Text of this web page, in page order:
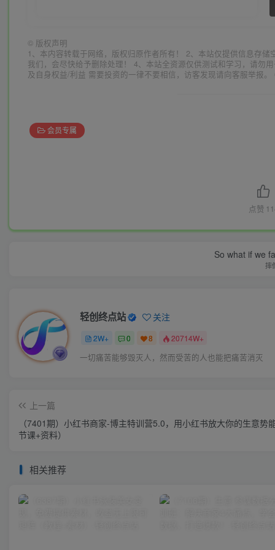
© 版权声明
1、本内容转载于网络，版权归原作者所有！ 2、本站仅提供信息存
我们，会尽快给予删除处理！ 4、本站全资源仅供测试和学习，请勿
及自身权益/利益 需要投资的一律不要相信，访客发现请向客服举报
会员专属
点赞
So what if we
摔
轻创终点站 关注
2W+ 0 8 20714W+
一切痛苦能够毁灭人，然而受苦的人也能把痛苦消灭
上一篇
（7401期）小红书商家-博主特训营5.0，用小红书放大你的生意势
节课+资料）
相关推荐